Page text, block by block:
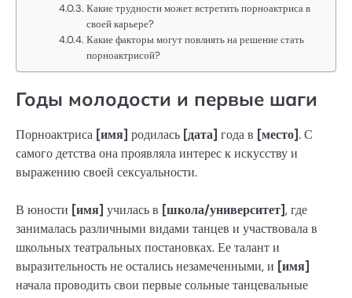
Какие трудности может встретить порноактриса в
своей карьере?
Какие факторы могут повлиять на решение стать
порноактрисой?
Годы молодости и первые шаги
Порноактриса [имя] родилась [дата] года в [место]. С
самого детства она проявляла интерес к искусству и
выражению своей сексуальности.
В юности [имя] училась в [школа/университет], где
занималась различными видами танцев и участвовала в
школьных театральных постановках. Ее талант и
выразительность не остались незамеченными, и [имя]
начала проводить свои первые сольные танцевальные